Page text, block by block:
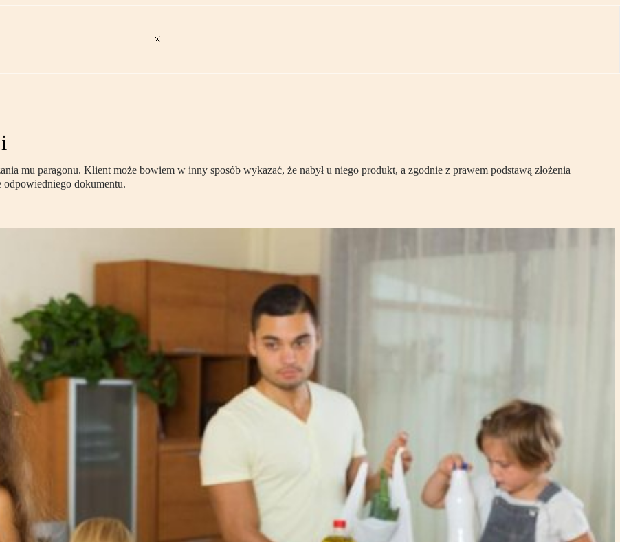
mu paragonu. Klient może bowiem w inny sposób wykazać, że nabył u niego produkt, a zgodnie z prawem podstawą złożenia
odpowiedniego dokumentu.